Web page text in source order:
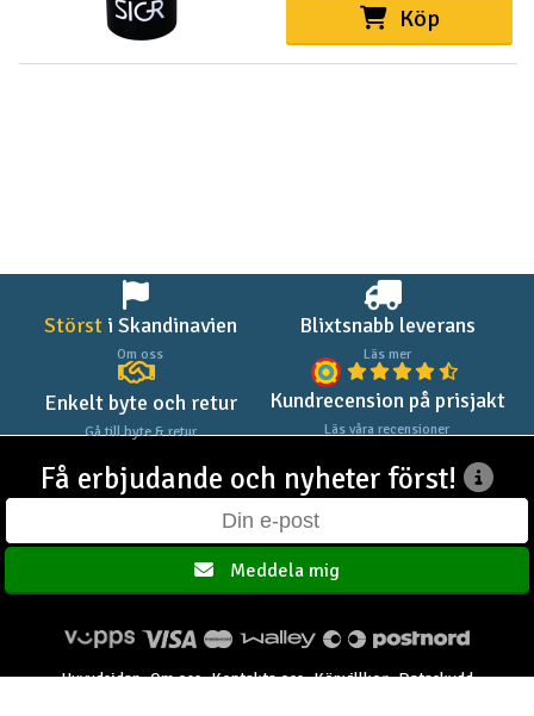
Köp
Störsti Skandinavien
Om oss
Blixtsnabb leverans
Läs mer
Enkelt byte och retur
Gå till byte & retur
Kundrecension på prisjakt
Läs våra recensioner
Få erbjudande och nyheter först!
Meddela mig
Huvudsidan Om oss Kontakta oss Köpvillkor Dataskydd